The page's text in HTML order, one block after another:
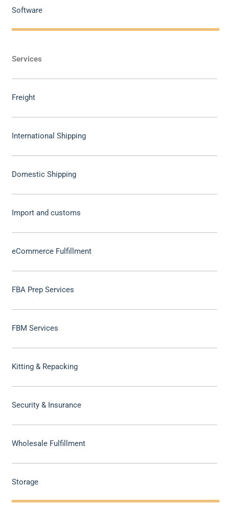
Software
Services
Freight
International Shipping
Domestic Shipping
Import and customs
eCommerce Fulfillment
FBA Prep Services
FBM Services
Kitting & Repacking
Security & Insurance
Wholesale Fulfillment
Storage